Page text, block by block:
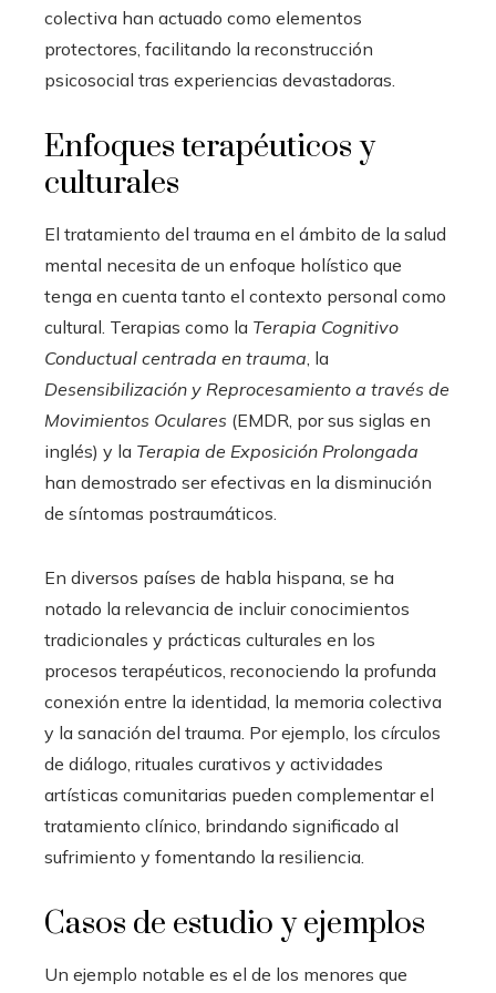
colectiva han actuado como elementos
protectores, facilitando la reconstrucción
psicosocial tras experiencias devastadoras.
Enfoques terapéuticos y
culturales
El tratamiento del trauma en el ámbito de la salud
mental necesita de un enfoque holístico que
tenga en cuenta tanto el contexto personal como
cultural. Terapias como la Terapia Cognitivo
Conductual centrada en trauma, la
Desensibilización y Reprocesamiento a través de
Movimientos Oculares (EMDR, por sus siglas en
inglés) y la Terapia de Exposición Prolongada
han demostrado ser efectivas en la disminución
de síntomas postraumáticos.
En diversos países de habla hispana, se ha
notado la relevancia de incluir conocimientos
tradicionales y prácticas culturales en los
procesos terapéuticos, reconociendo la profunda
conexión entre la identidad, la memoria colectiva
y la sanación del trauma. Por ejemplo, los círculos
de diálogo, rituales curativos y actividades
artísticas comunitarias pueden complementar el
tratamiento clínico, brindando significado al
sufrimiento y fomentando la resiliencia.
Casos de estudio y ejemplos
Un ejemplo notable es el de los menores que